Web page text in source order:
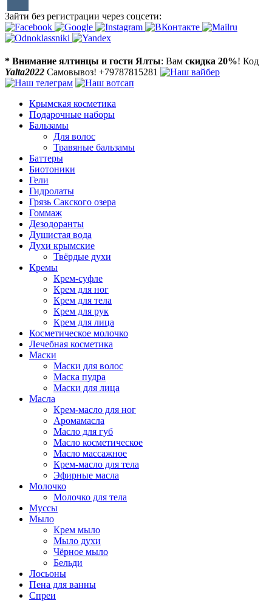
Зайти без регистрации через соцсети:
* Внимание ялтинцы и гости Ялты: Вам скидка 20%! Код
Yalta2022 Самовывоз! +79787815281
Крымская косметика
Подарочные наборы
Бальзамы
Для волос
Травяные бальзамы
Баттеры
Биотоники
Гели
Гидролаты
Грязь Сакского озера
Гоммаж
Дезодоранты
Душистая вода
Духи крымские
Твёрдые духи
Кремы
Крем-суфле
Крем для ног
Крем для тела
Крем для рук
Крем для лица
Косметическое молочко
Лечебная косметика
Маски
Маски для волос
Маска пудра
Маски для лица
Масла
Крем-масло для ног
Аромамасла
Масло для губ
Масло косметическое
Масло массажное
Крем-масло для тела
Эфирные масла
Молочко
Молочко для тела
Муссы
Мыло
Крем мыло
Мыло духи
Чёрное мыло
Бельди
Лосьоны
Пена для ванны
Спреи